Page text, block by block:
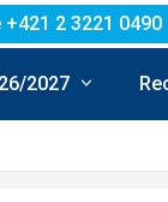
2 3221 0490
2027